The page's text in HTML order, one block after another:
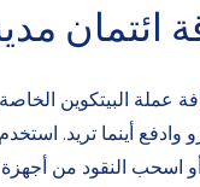
ائتمان
عملة البيتكوين
وادفع أينما تريد.
أو اسحب النقود من